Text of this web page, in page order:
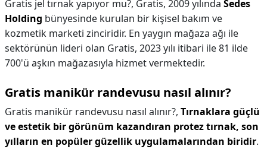
Gratis jel tırnak yapıyor mu?, Gratis, 2009 yılında Sedes
Holding bünyesinde kurulan bir kişisel bakım ve
kozmetik marketi zinciridir. En yaygın mağaza ağı ile
sektörünün lideri olan Gratis, 2023 yılı itibari ile 81 ilde
700'ü aşkın mağazasıyla hizmet vermektedir.
Gratis manikür randevusu nasıl alınır?
Gratis manikür randevusu nasıl alınır?, Tırnaklara güçlü
ve estetik bir görünüm kazandıran protez tırnak, son
yılların en popüler güzellik uygulamalarından biridir.